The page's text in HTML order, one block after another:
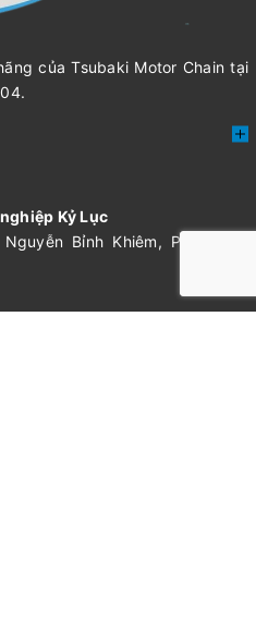
của Tsubaki Motor Chain tại
Kỷ Lục
Bỉnh Khiêm, Phường 1,